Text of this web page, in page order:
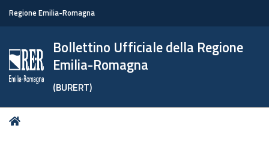
Regione Emilia-Romagna
Bollettino Ufficiale della Regione
Emilia-Romagna
(BURERT)
Tu